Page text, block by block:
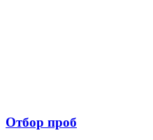
Отбор проб